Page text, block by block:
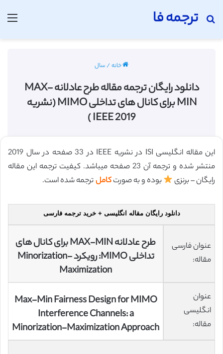
ترجمه فا
جستجو برای
خانه/سال
دانلود رایگان ترجمه مقاله طرح عادلانه MAX-
MIN برای کانال های تداخلی MIMO (نشریه
2019 IEEE )
این مقاله انگلیسی ISI در نشریه IEEE در 33 صفحه در سال 2019
منتشر شده و ترجمه آن 23 صفحه میباشد. کیفیت ترجمه این مقاله
رایگان – برنزی
بوده و به صورتکاملترجمه شده است.
دانلود رایگان مقاله انگلیسی + خرید ترجمه فارسی
عنوان فارسی
مقاله:
طرح عادلانه MAX-MIN برای کانال های
تداخلی MIMO: رویکرد Minorization-
Maximization
عنوان
انگلیسی
مقاله:
Max-Min Fairness Design for MIMO
Interference Channels: a
Minorization-Maximization Approach